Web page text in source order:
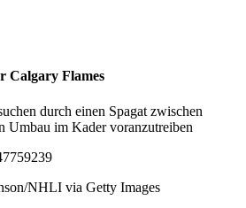
Calgary Flames
durch einen Spagat zwischen
Umbau im Kader voranzutreiben
NHLI via Getty Images